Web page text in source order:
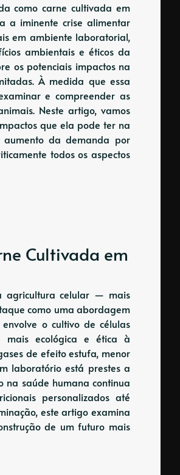
como carne cultivada em
a iminente crise alimentar
em ambiente laboratorial,
ambientais e éticos da
os potenciais impactos na
À medida que essa
e compreender as
Neste artigo, vamos
que ela pode ter na
aumento da demanda por
todos os aspectos
Cultivada em
agricultura celular — mais
como uma abordagem
o cultivo de células
mais ecológica e ética à
de efeito estufa, menor
laboratório está prestes a
na saúde humana continua
personalizados até
este artigo examina
de um futuro mais